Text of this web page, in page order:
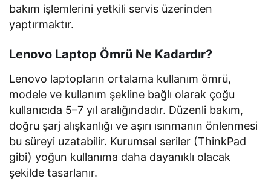
bakım işlemlerini yetkili servis üzerinden
yaptırmaktır.
Lenovo Laptop Ömrü Ne Kadardır?
Lenovo laptopların ortalama kullanım ömrü,
modele ve kullanım şekline bağlı olarak çoğu
kullanıcıda 5–7 yıl aralığındadır. Düzenli bakım,
doğru şarj alışkanlığı ve aşırı ısınmanın önlenmesi
bu süreyi uzatabilir. Kurumsal seriler (ThinkPad
gibi) yoğun kullanıma daha dayanıklı olacak
şekilde tasarlanır.